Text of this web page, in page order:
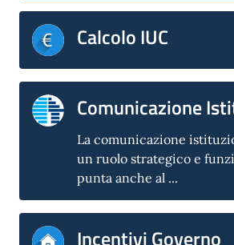
Calcolo IUC
Comunicazione
La comunicazione
un ruolo strategico e
punta anche al ...
Incentivi Governo